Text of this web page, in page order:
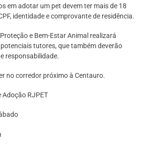
em adotar um pet devem ter mais de 18
identidade e comprovante de residência.
e Bem-Estar Animal realizará
tutores, que também deverão
responsabilidade.
no corredor próximo à Centauro.
Adoção RJPET